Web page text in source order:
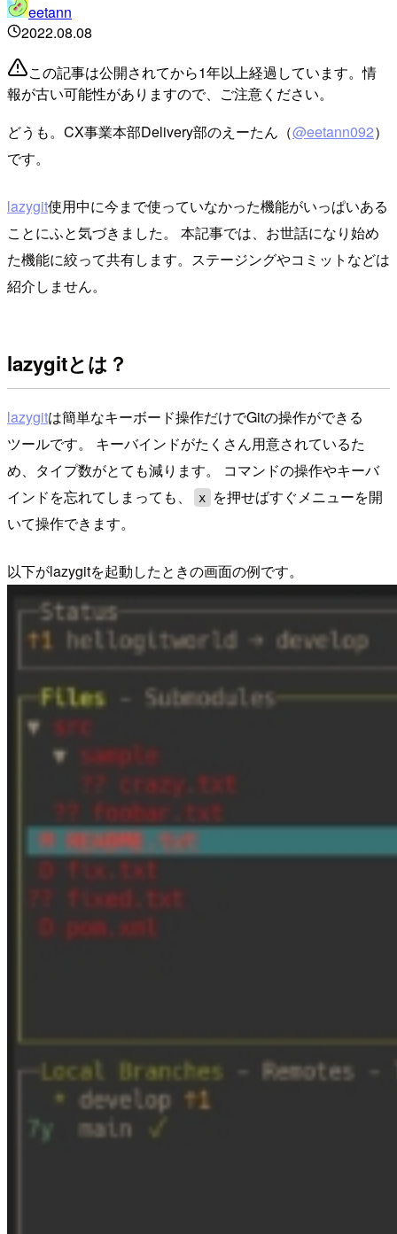
eetann
2022.08.08
この記事は公開されてから1年以上経過しています。情
報が古い可能性がありますので、ご注意ください。
どうも。CX事業本部Delivery部のえーたん（@eetann092）
です。
lazygit使用中に今まで使っていなかった機能がいっぱいある
ことにふと気づきました。 本記事では、お世話になり始め
た機能に絞って共有します。ステージングやコミットなどは
紹介しません。
lazygitとは？
lazygitは簡単なキーボード操作だけでGitの操作ができる
ツールです。 キーバインドがたくさん用意されているた
め、タイプ数がとても減ります。 コマンドの操作やキーバ
インドを忘れてしまっても、
x
を押せばすぐメニューを開
いて操作できます。
以下がlazygitを起動したときの画面の例です。